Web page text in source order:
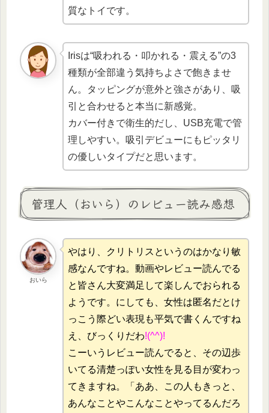
質なトイです。
Irisは“吸われる・叩かれる・震える”の3
種類が全部違う気持ちよさで飽きませ
ん。タッピングが意外と強さがあり、吸
引と合わせると本当に新感覚。
カバー付きで衛生的だし、USB充電で管
理しやすい。吸引デビューにもピッタリ
の優しいタイプだと思います。
管理人（おいら）のレビュー読み感想
おいら
やはり、クリトリスというのはかなり敏
感なんですね。動画やレビュー読んでる
と皆さん大変満足して楽しんでおられる
ようです。にしても、女性は匿名だとけ
っこう際どい表現も平気で書くんですね
え、びっくりだわ!(^^)!
こーいうレビュー読んでると、その辺歩
いてる清楚っぽい女性を見る目が変わっ
てきますね。「ああ、この人もきっと、
あんなことやこんなことやってるんだろ